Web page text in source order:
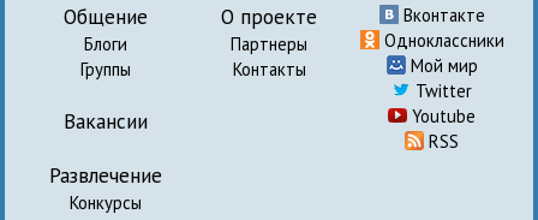
Общение
Блоги
Группы
Вакансии
Развлечение
Конкурсы
О проекте
Партнеры
Контакты
Вконтакте
Одноклассники
Мой мир
Twitter
Youtube
RSS